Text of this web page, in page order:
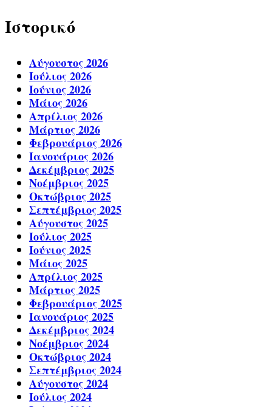
Ιστορικό
Αύγουστος 2026
Ιούλιος 2026
Ιούνιος 2026
Μάιος 2026
Απρίλιος 2026
Μάρτιος 2026
Φεβρουάριος 2026
Ιανουάριος 2026
Δεκέμβριος 2025
Νοέμβριος 2025
Οκτώβριος 2025
Σεπτέμβριος 2025
Αύγουστος 2025
Ιούλιος 2025
Ιούνιος 2025
Μάιος 2025
Απρίλιος 2025
Μάρτιος 2025
Φεβρουάριος 2025
Ιανουάριος 2025
Δεκέμβριος 2024
Νοέμβριος 2024
Οκτώβριος 2024
Σεπτέμβριος 2024
Αύγουστος 2024
Ιούλιος 2024